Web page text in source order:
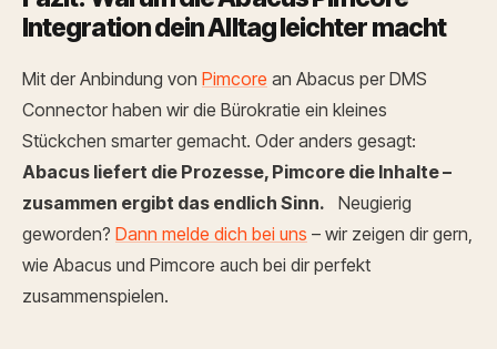
Integration dein Alltag leichter macht
Mit der Anbindung von Pimcore an Abacus per DMS
Connector haben wir die Bürokratie ein kleines
Stückchen smarter gemacht. Oder anders gesagt:
Abacus liefert die Prozesse, Pimcore die Inhalte –
zusammen ergibt das endlich Sinn. Neugierig
geworden? Dann melde dich bei uns – wir zeigen dir gern,
wie Abacus und Pimcore auch bei dir perfekt
zusammenspielen.